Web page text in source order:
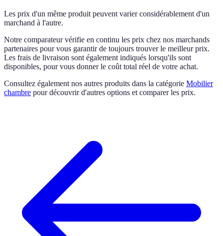
Les prix d'un même produit peuvent varier considérablement d'un
marchand à l'autre.
Notre comparateur vérifie en continu les prix chez nos marchands
partenaires pour vous garantir de toujours trouver le meilleur prix.
Les frais de livraison sont également indiqués lorsqu'ils sont
disponibles, pour vous donner le coût total réel de votre achat.
Consultez également nos autres produits dans la catégorie Mobilier
chambre pour découvrir d'autres options et comparer les prix.